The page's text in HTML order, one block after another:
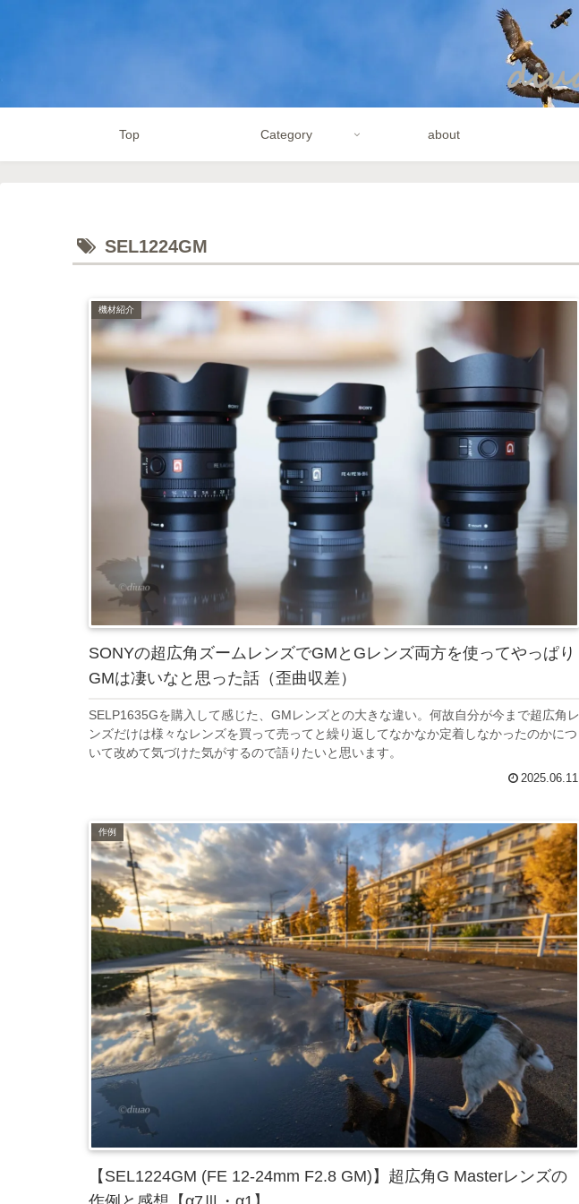
Top Category about
SEL1224GM
機材紹介
SONYの超広角ズームレンズでGMとGレンズ両方を使ってやっぱり
GMは凄いなと思った話（歪曲収差）
SELP1635Gを購入して感じた、GMレンズとの大きな違い。何故自分が今まで超広角レ
ンズだけは様々なレンズを買って売ってと繰り返してなかなか定着しなかったのかにつ
いて改めて気づけた気がするので語りたいと思います。
2025.06.11
作例
【SEL1224GM (FE 12-24mm F2.8 GM)】超広角G Masterレンズの